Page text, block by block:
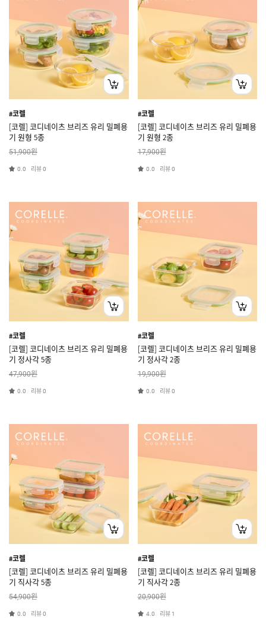
#코렐
[코렐] 코디네이츠 브리즈 유리 밀폐용
기 원형 5종
51,900원
0.0 리뷰0
#코렐
[코렐] 코디네이츠 브리즈 유리 밀폐용
기 원형 2종
17,900원
0.0 리뷰0
#코렐
[코렐] 코디네이츠 브리즈 유리 밀폐용
기 정사각 5종
47,900원
0.0 리뷰0
#코렐
[코렐] 코디네이츠 브리즈 유리 밀폐용
기 정사각 2종
19,900원
0.0 리뷰0
#코렐
[코렐] 코디네이츠 브리즈 유리 밀폐용
기 직사각 5종
54,900원
0.0 리뷰0
#코렐
[코렐] 코디네이츠 브리즈 유리 밀폐용
기 직사각 2종
20,900원
4.0 리뷰 1